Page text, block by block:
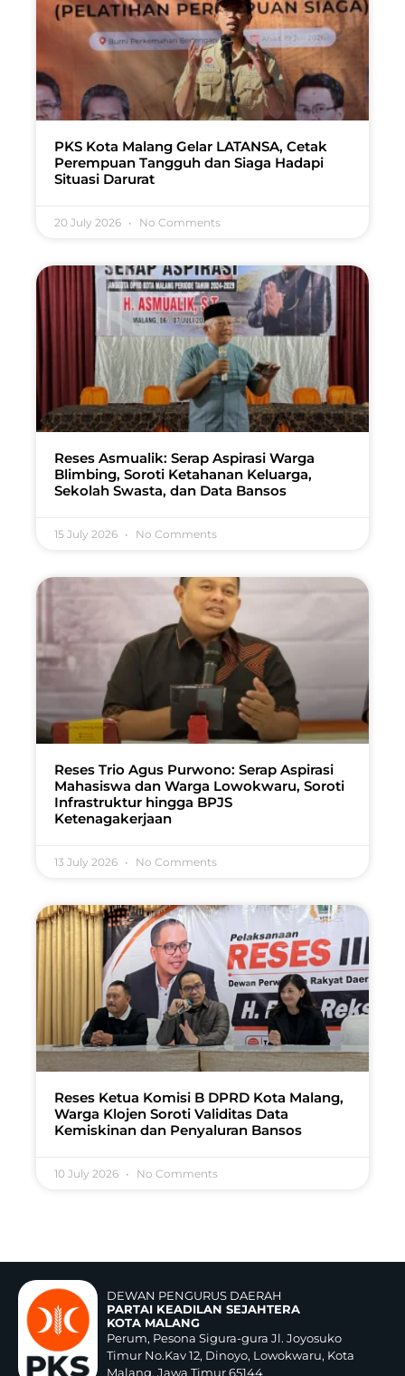
PKS Kota Malang Gelar LATANSA, Cetak
Perempuan Tangguh dan Siaga Hadapi
Situasi Darurat
20 July 2026 No Comments
Reses Asmualik: Serap Aspirasi Warga
Blimbing, Soroti Ketahanan Keluarga,
Sekolah Swasta, dan Data Bansos
15 July 2026 No Comments
Reses Trio Agus Purwono: Serap Aspirasi
Mahasiswa dan Warga Lowokwaru, Soroti
Infrastruktur hingga BPJS
Ketenagakerjaan
13 July 2026 No Comments
Reses Ketua Komisi B DPRD Kota Malang,
Warga Klojen Soroti Validitas Data
Kemiskinan dan Penyaluran Bansos
10 July 2026 No Comments
DEWAN PENGURUS DAERAH
PARTAI KEADILAN SEJAHTERA
KOTA MALANG
Perum, Pesona Sigura-gura Jl. Joyosuko
Timur No.Kav 12, Dinoyo, Lowokwaru, Kota
Malang, Jawa Timur 65144